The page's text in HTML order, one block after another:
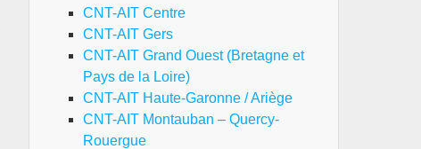
CNT-AIT Centre
CNT-AIT Gers
CNT-AIT Grand Ouest (Bretagne et
Pays de la Loire)
CNT-AIT Haute-Garonne / Ariège
CNT-AIT Montauban – Quercy-
Rouergue